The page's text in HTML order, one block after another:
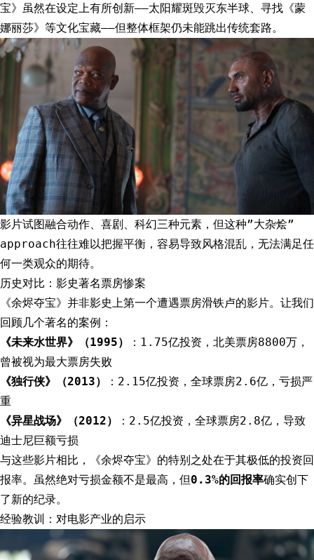
宝》虽然在设定上有所创新——太阳耀斑毁灭东半球、寻找《蒙
娜丽莎》等文化宝藏——但整体框架仍未能跳出传统套路。
影片试图融合动作、喜剧、科幻三种元素，但这种”大杂烩”
approach往往难以把握平衡，容易导致风格混乱，无法满足任
何一类观众的期待。
历史对比：影史著名票房惨案
《余烬夺宝》并非影史上第一个遭遇票房滑铁卢的影片。让我们
回顾几个著名的案例：
《未来水世界》（1995）
：1.75亿投资，北美票房8800万，
曾被视为最大票房失败
《独行侠》（2013）
：2.15亿投资，全球票房2.6亿，亏损严
重
《异星战场》（2012）
：2.5亿投资，全球票房2.8亿，导致
迪士尼巨额亏损
与这些影片相比，《余烬夺宝》的特别之处在于其极低的投资回
报率。虽然绝对亏损金额不是最高，但0.3%的回报率确实创下
了新的纪录。
经验教训：对电影产业的启示